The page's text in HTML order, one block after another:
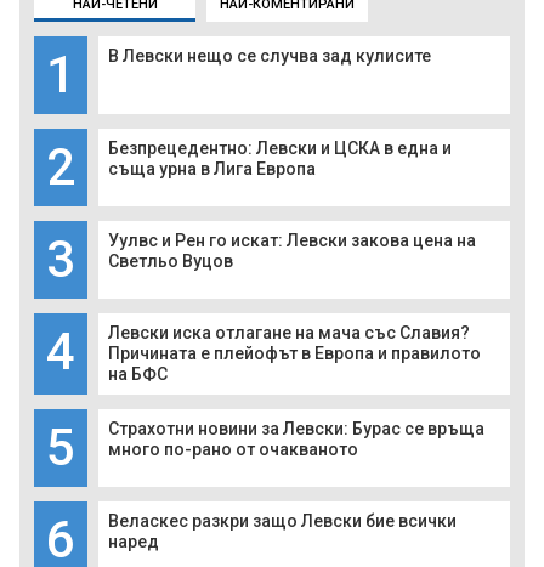
НАЙ-ЧЕТЕНИ НАЙ-КОМЕНТИРАНИ
1 В Левски нещо се случва зад кулисите
2
Безпрецедентно: Левски и ЦСКА в една и
съща урна в Лига Европа
3
Уулвс и Рен го искат: Левски закова цена на
Светльо Вуцов
4
Левски иска отлагане на мача със Славия?
Причината е плейофът в Европа и правилото
на БФС
5
Страхотни новини за Левски: Бурас се връща
много по-рано от очакваното
6
Веласкес разкри защо Левски бие всички
наред